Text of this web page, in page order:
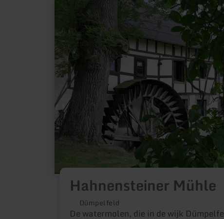
Hahnensteiner Mühle
Dümpelfeld
De watermolen, die in de wijk
Hahnensteiner
Mühle